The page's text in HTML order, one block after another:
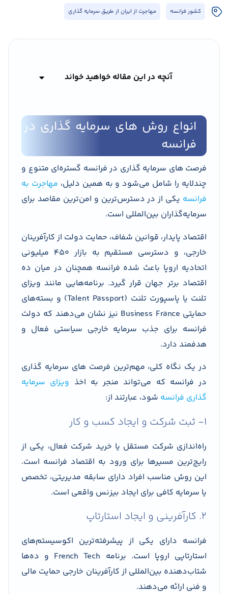
کشور فرانسه مهاجرت از ایران از طریق سرمایه گذاری
آنچه در این مقاله خواهید خواند
انواع روش های سرمایه گذاری در
فرانسه
فرصت های سرمایه گذاری در فرانسه گستره‌ای متنوع و
چندلایه را شامل می‌شود و به همین دلیل، مهاجرت به
فرانسه یکی از در دسترس‌ترین و امن‌ترین مقاصد برای
سرمایه‌گذاران بین‌المللی است.
اقتصاد پایدار، قوانین شفاف، حمایت دولت از کارآفرینان
خارجی، و دسترسی مستقیم به بازار ۴۵۰ میلیونی
اتحادیه اروپا باعث شده فرانسه همچنان در میان ده
اقتصاد برتر جهان قرار گیرد. برنامه‌هایی مانند ویزای
تلنت یا پاسپورت تلنت (Talent Passport) و بسته‌های
حمایتی Business France نیز نشان می‌دهند که دولت
فرانسه برای جذب سرمایه خارجی سیاستی فعال و
هدفمند دارد.
در یک نگاه کلی، مهم‌ترین فرصت های سرمایه گذاری
در فرانسه که می‌تواند منجر به اخذ ویزای سرمایه
گذاری فرانسه شود، عبارتند از:
۱- ثبت شرکت و ایجاد کسب و کار
راه‌اندازی شرکت مستقل یا خرید شرکت فعال، یکی از
رایج‌ترین مسیرها برای ورود به اقتصاد فرانسه است.
این روش مناسب افراد دارای سابقه مدیریتی، تخصص
یا سرمایه کافی برای ایجاد بیزنس واقعی است.
۲. کارآفرینی و ایجاد استارتاپ
فرانسه دارای یکی از پیشرفته‌ترین اکوسیستم‌های
استارتاپی اروپا است. برنامه French Tech و ده‌ها
شتاب‌دهنده بین‌المللی از کارآفرینان خارجی حمایت مالی
و فنی ارائه می‌دهند.